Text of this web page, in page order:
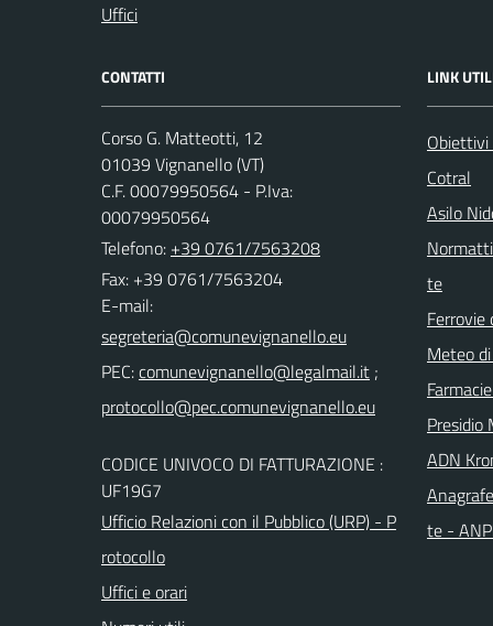
Uffici
CONTATTI
Corso G. Matteotti, 12
01039 Vignanello (VT)
C.F. 00079950564 - P.Iva:
00079950564
Telefono: +39 0761/7563208
Fax: +39 0761/7563204
E-mail:
PEC: ;
CODICE UNIVOCO DI FATTURAZIONE :
UF19G7
Ufficio Relazioni con il Pubblico (URP) - P
rotocollo
Uffici e orari
LINK
Obiettivi
Cotral
Asilo
te
Meteo
Presidio
ADN
te -